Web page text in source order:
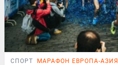
СПОРТ МАРАФОН ЕВРОПА-АЗИЯ